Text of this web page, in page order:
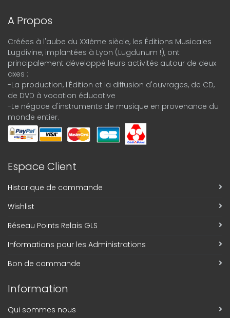
A Propos
Créées à l'aube du XXIème siècle, les Éditions Musicales
Lugdivine, implantées à Lyon (Lugdunum !), ont
principalement développé leurs activités autour de deux
axes :
-La production, l'Édition et la diffusion d'ouvrages, de CD,
de DVD à vocation éducative
-Le négoce d'instruments de musique en provenance du
monde entier.
Espace Client
Historique de commande
Wishlist
Réseau Points Relais GLS
Informations pour les Administrations
Bon de commande
Information
Qui sommes nous